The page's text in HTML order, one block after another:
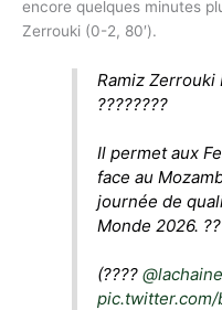
encore quelques minutes
Zerrouki (0-2, 80′).
Ramiz Zerrouki
????????
Il permet aux
face au
journée de
Monde 2026.
(????
pic.twitter.com/